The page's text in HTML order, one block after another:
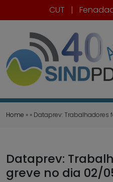
CUT |
Home » » Dataprev:
Dataprev:
greve no dia 02/